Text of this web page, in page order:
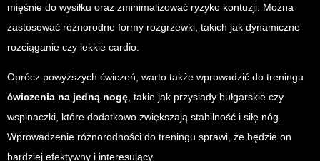
mięśnie do wysiłku oraz zminimalizować ryzyko kontuzji. Można
zastosować różnorodne formy rozgrzewki, takich jak dynamiczne
rozciąganie czy lekkie cardio.
Oprócz powyższych ćwiczeń, warto także wprowadzić do treningu
ćwiczenia na jedną nogę , takie jak przysiady bułgarskie czy
wspinaczki, które dodatkowo zwiększają stabilność i siłę nóg.
Wprowadzenie różnorodności do treningu sprawi, że będzie on
bardziej efektywny i interesujący.